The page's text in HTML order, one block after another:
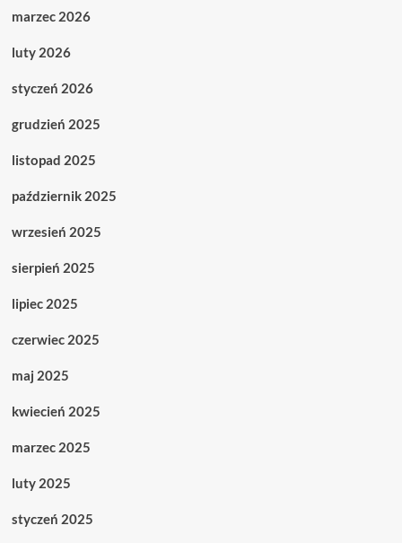
marzec 2026
luty 2026
styczeń 2026
grudzień 2025
listopad 2025
październik 2025
wrzesień 2025
sierpień 2025
lipiec 2025
czerwiec 2025
maj 2025
kwiecień 2025
marzec 2025
luty 2025
styczeń 2025